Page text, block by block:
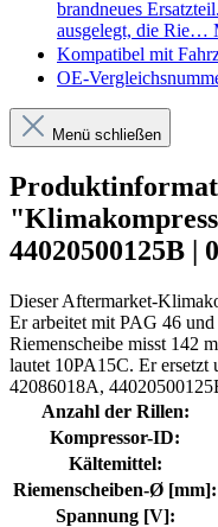
brandneues
ausgelegt, die Rie…
Kompatibel mit
OE-
Menü schließen
44020500125B |
Dieser Aftermarket-
Er arbeitet mit PAG 46
Riemenscheibe misst 142
lautet 10PA15C. Er ersetzt
42086018A,
Anzahl der Rillen:
Kompressor-ID:
Kältemittel:
Riemenscheiben-Ø [mm]:
Spannung [V]: